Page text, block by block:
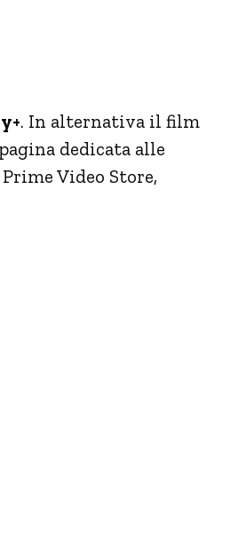
. In alternativa il film
dedicata alle
Video Store,